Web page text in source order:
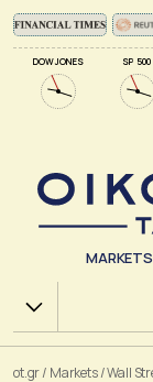
DOW JONES SP 500
MARKETS
Χ.Α.
ot.gr/ Markets/Wall